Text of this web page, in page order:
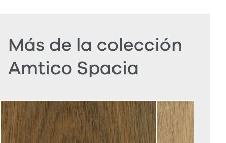
Más de la colección
Amtico Spacia